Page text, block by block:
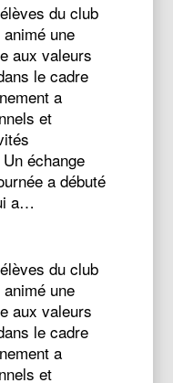
du club
une
aux valeurs
le cadre
a
et
échange
a débuté
a…
du club
une
aux valeurs
le cadre
a
et